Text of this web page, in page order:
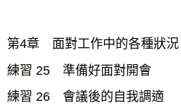
第4章 面對工作中的各種狀況
練習 25 準備好面對開會
練習 26 會議後的自我調適